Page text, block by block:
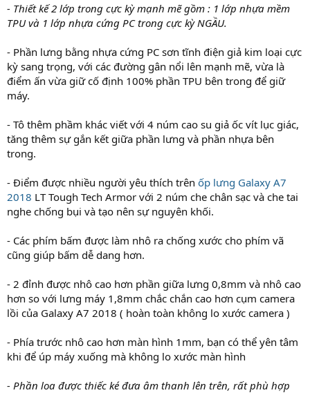
- Thiết kế 2 lớp trong cực kỳ mạnh mẽ gồm : 1 lớp nhựa mềm
TPU và 1 lớp nhựa cứng PC trong cực kỳ NGẦU.
- Phần lưng bằng nhựa cứng PC sơn tĩnh điện giả kim loại cực
kỳ sang trọng, với các đường gân nổi lên mạnh mẽ, vừa là
điểm ấn vừa giữ cố định 100% phần TPU bên trong để giữ
máy.
- Tô thêm phầm khác viết với 4 núm cao su giả ốc vít lục giác,
tăng thêm sự gắn kết giữa phần lưng và phần nhựa bên
trong.
- Điểm được nhiều người yêu thích trên ốp lưng Galaxy A7
2018 LT Tough Tech Armor với 2 núm che chân sạc và che tai
nghe chống bụi và tạo nên sự nguyên khối.
- Các phím bấm được làm nhô ra chống xước cho phím vã
cũng giúp bấm dễ dang hơn.
- 2 đỉnh được nhô cao hơn phần giữa lưng 0,8mm và nhô cao
hơn so với lưng máy 1,8mm chắc chắn cao hơn cụm camera
lồi của Galaxy A7 2018 ( hoàn toàn không lo xước camera )
- Phía trước nhô cao hơn màn hình 1mm, bạn có thể yên tâm
khi để úp máy xuống mà không lo xước màn hình
- Phần loa được thiếc ké đưa âm thanh lên trên, rất phù hợp